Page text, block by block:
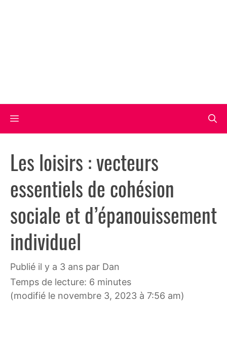
Menu
Les loisirs : vecteurs
essentiels de cohésion
sociale et d’épanouissement
individuel
publié il y a 3 ans par Dan
Temps de lecture: 6 minutes
(modifié le novembre 3, 2023 à 7:56 am)